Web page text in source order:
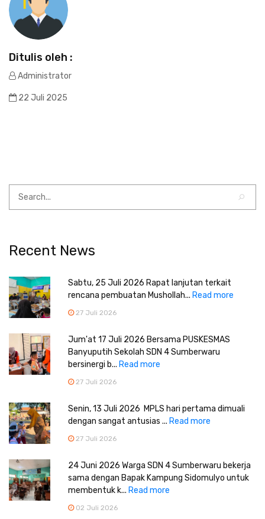
Ditulis oleh :
Administrator
22 Juli 2025
Recent News
Sabtu, 25 Juli 2026 Rapat lanjutan terkait
rencana pembuatan Mushollah... Read more
27 Juli 2026
Jum'at 17 Juli 2026 Bersama PUSKESMAS
Banyuputih Sekolah SDN 4 Sumberwaru
bersinergi b... Read more
27 Juli 2026
Senin, 13 Juli 2026 MPLS hari pertama dimuali
dengan sangat antusias ... Read more
27 Juli 2026
24 Juni 2026 Warga SDN 4 Sumberwaru bekerja
sama dengan Bapak Kampung Sidomulyo untuk
membentuk k... Read more
02 Juli 2026